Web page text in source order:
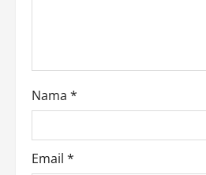
o
n
Nama *
Email *